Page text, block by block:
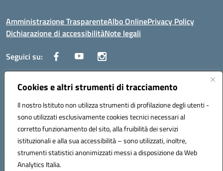
Cookies e altri strumenti di tracciamento
Il nostro Istituto non utilizza strumenti di profilazione degli utenti -
sono utilizzati esclusivamente cookies tecnici necessari al
corretto funzionamento del sito, alla fruibilità dei servizi
istituzionali e alla sua accessibilità – sono utilizzati, inoltre,
strumenti statistici anonimizzati messi a disposizione da Web
Analytics Italia.
Amministrazione TrasparenteAlbo OnlinePrivacy Policy
Dichiarazione di accessibilitàNote legali
Seguici su:
Traversa Fondo d'Orto n.19B - Cap 80053 - Castellammare di Stabia
(NA) - Tel. 0818701043 - Mail: naic847006@istruzione.it - PEC:
Codice meccanografico: NAIC847006 - Codice iPA: istsc_naic847006 -
C.F. 82009060631 - Codice univoco fatturazione elettronica (CUF):
UFUAUC